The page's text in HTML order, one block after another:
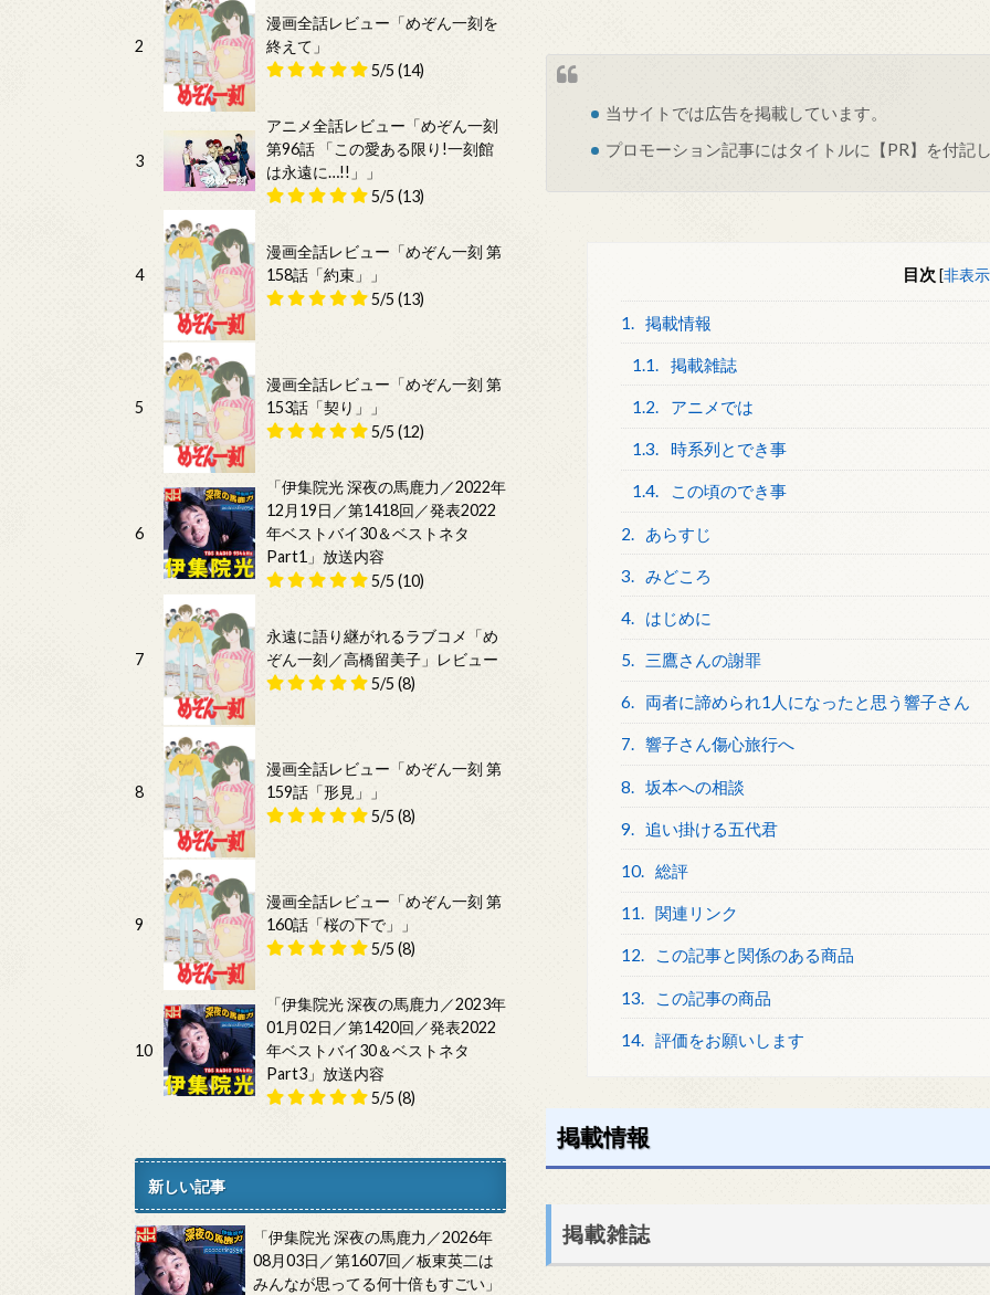
当サイトでは広告を掲載しています。
プロモーション記事にはタイトルに【PR】を付記
目次 [非表示
1. 掲載情報
1.1. 掲載雑誌
1.2. アニメでは
1.3. 時系列とでき事
1.4. この頃のでき事
2. あらすじ
3. みどころ
4. はじめに
5. 三鷹さんの謝罪
6. 両者に諦められ1人になったと思う響子さん
7. 響子さん傷心旅行へ
8. 坂本への相談
9. 追い掛ける五代君
10. 総評
11. 関連リンク
12. この記事と関係のある商品
13. この記事の商品
14. 評価をお願いします
掲載情報
掲載雑誌
2
漫画全話レビュー「めぞん一刻を
終えて」
5/5 (14)
3
アニメ全話レビュー「めぞん一刻
第96話 「この愛ある限り!一刻館
は永遠に…!!」」
5/5 (13)
4
漫画全話レビュー「めぞん一刻 第
158話「約束」」
5/5 (13)
5
漫画全話レビュー「めぞん一刻 第
153話「契り」」
5/5 (12)
6
「伊集院光 深夜の馬鹿力／2022年
12月19日／第1418回／発表2022
年ベストバイ30＆ベストネタ
Part1」放送内容
5/5 (10)
7
永遠に語り継がれるラブコメ「め
ぞん一刻／高橋留美子」レビュー
5/5 (8)
8
漫画全話レビュー「めぞん一刻 第
159話「形見」」
5/5 (8)
9
漫画全話レビュー「めぞん一刻 第
160話「桜の下で」」
5/5 (8)
10
「伊集院光 深夜の馬鹿力／2023年
01月02日／第1420回／発表2022
年ベストバイ30＆ベストネタ
Part3」放送内容
5/5 (8)
新しい記事
「伊集院光 深夜の馬鹿力／2026年
08月03日／第1607回／板東英二は
みんなが思ってる何十倍もすごい」